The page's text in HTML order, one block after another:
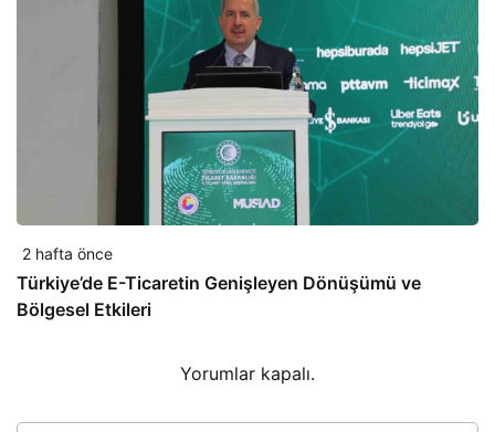
2 hafta önce
Türkiye’de E-Ticaretin Genişleyen Dönüşümü ve
Bölgesel Etkileri
Yorumlar kapalı.